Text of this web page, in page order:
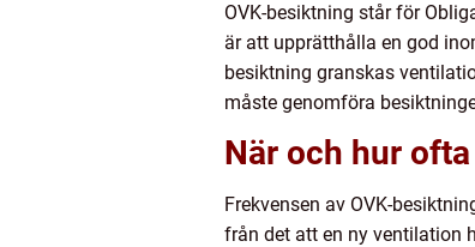
OVK-besiktning står för
är att upprätthålla en god
besiktning granskas
måste genomföra
När och hur
Frekvensen av OVK-
från det att en ny ventilation